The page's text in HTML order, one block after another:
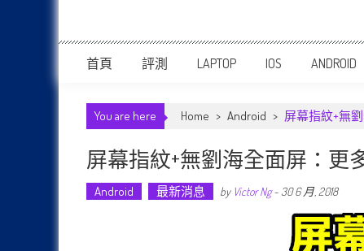
首頁 評測 LAPTOP IOS ANDROID
You are here Home > Android > 屏幕指紋+無
屏幕指紋+無劉海全面屏：更
Android 最新消息 by Victor Ng- 30 6 月, 2018